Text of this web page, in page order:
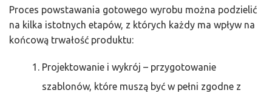
Proces powstawania gotowego wyrobu można podzielić
na kilka istotnych etapów, z których każdy ma wpływ na
końcową trwałość produktu:
Projektowanie i wykrój – przygotowanie
szablonów, które muszą być w pełni zgodne z